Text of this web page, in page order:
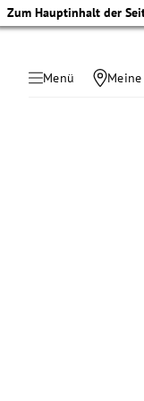
Zum Hauptinhalt der
Menü